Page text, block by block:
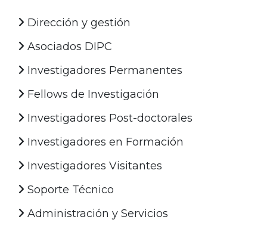
Dirección y gestión
Asociados DIPC
Investigadores Permanentes
Fellows de Investigación
Investigadores Post-doctorales
Investigadores en Formación
Investigadores Visitantes
Soporte Técnico
Administración y Servicios